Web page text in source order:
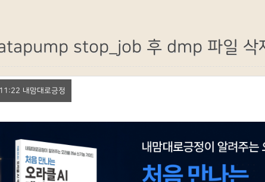
stop_job 후 dmp 파일 삭
내맘대로긍정